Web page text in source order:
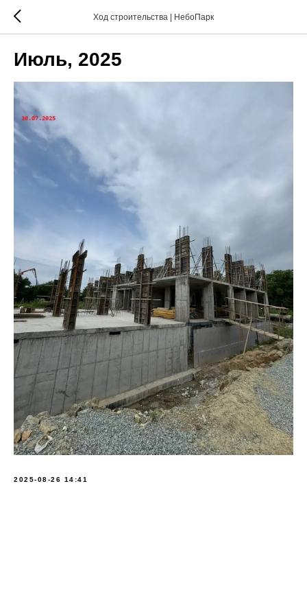
Ход строительства | НебоПарк
Июль, 2025
2025-08-26 14:41